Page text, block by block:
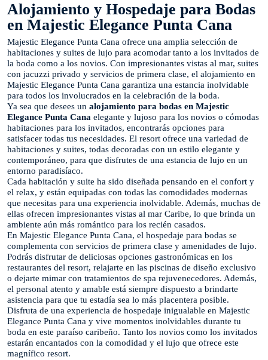
Alojamiento y Hospedaje para Bodas
en Majestic Elegance Punta Cana
Majestic Elegance Punta Cana ofrece una amplia selección de
habitaciones y suites de lujo para acomodar tanto a los invitados de
la boda como a los novios. Con impresionantes vistas al mar, suites
con jacuzzi privado y servicios de primera clase, el alojamiento en
Majestic Elegance Punta Cana garantiza una estancia inolvidable
para todos los involucrados en la celebración de la boda.
Ya sea que desees un alojamiento para bodas en Majestic
Elegance Punta Cana elegante y lujoso para los novios o cómodas
habitaciones para los invitados, encontrarás opciones para
satisfacer todas tus necesidades. El resort ofrece una variedad de
habitaciones y suites, todas decoradas con un estilo elegante y
contemporáneo, para que disfrutes de una estancia de lujo en un
entorno paradisíaco.
Cada habitación y suite ha sido diseñada pensando en el confort y
el relax, y están equipadas con todas las comodidades modernas
que necesitas para una experiencia inolvidable. Además, muchas de
ellas ofrecen impresionantes vistas al mar Caribe, lo que brinda un
ambiente aún más romántico para los recién casados.
En Majestic Elegance Punta Cana, el hospedaje para bodas se
complementa con servicios de primera clase y amenidades de lujo.
Podrás disfrutar de deliciosas opciones gastronómicas en los
restaurantes del resort, relajarte en las piscinas de diseño exclusivo
o dejarte mimar con tratamientos de spa rejuvenecedores. Además,
el personal atento y amable está siempre dispuesto a brindarte
asistencia para que tu estadía sea lo más placentera posible.
Disfruta de una experiencia de hospedaje inigualable en Majestic
Elegance Punta Cana y vive momentos inolvidables durante tu
boda en este paraíso caribeño. Tanto los novios como los invitados
estarán encantados con la comodidad y el lujo que ofrece este
magnífico resort.